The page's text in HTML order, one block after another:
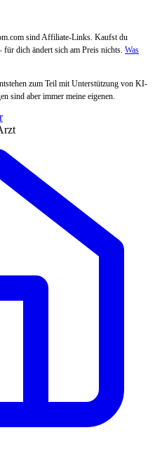
sind Affiliate-Links. Kaufst du
dich ändert sich am Preis nichts. Was
zum Teil mit Unterstützung von KI-
sind aber immer meine eigenen.